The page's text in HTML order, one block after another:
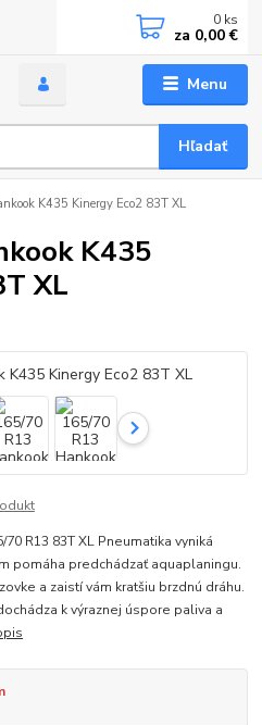
Menu
Hľadať
0 ks
za 0,00 €
K435 Kinergy Eco2 83T XL
K435
XL
R13 83T XL Pneumatika vyniká
pomáha predchádzať aquaplaningu.
a zaistí vám kratšiu brzdnú dráhu.
k výraznej úspore paliva a